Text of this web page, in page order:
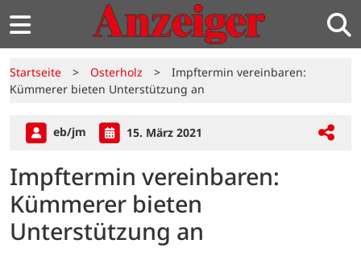
Startseite > Osterholz >
Impftermin vereinbaren:
Kümmerer bieten Unterstützung an
eb/jm 15. März 2021
Impftermin vereinbaren:
Kümmerer bieten
Unterstützung an